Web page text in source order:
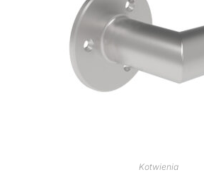
Kotwienia